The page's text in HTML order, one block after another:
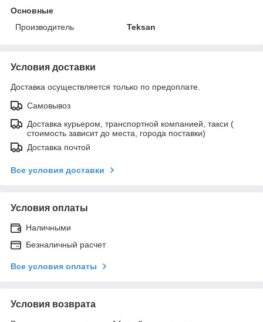
Основные
Производитель
Teksan
Условия доставки
Доставка осуществляется только по предоплате.
Самовывоз
Доставка курьером, транспортной компанией, такси (
стоимость зависит до места, города поставки)
Доставка почтой
Все условия доставки
Условия оплаты
Наличными
Безналичный расчет
Все условия оплаты
Условия возврата